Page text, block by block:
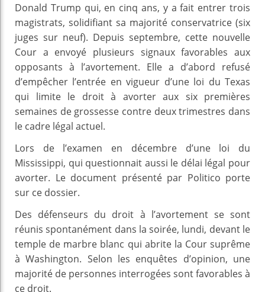
Donald Trump qui, en cinq ans, y a fait entrer trois
magistrats, solidifiant sa majorité conservatrice (six
juges sur neuf). Depuis septembre, cette nouvelle
Cour a envoyé plusieurs signaux favorables aux
opposants à l’avortement. Elle a d’abord refusé
d’empêcher l’entrée en vigueur d’une loi du Texas
qui limite le droit à avorter aux six premières
semaines de grossesse contre deux trimestres dans
le cadre légal actuel.
Lors de l’examen en décembre d’une loi du
Mississippi, qui questionnait aussi le délai légal pour
avorter. Le document présenté par Politico porte
sur ce dossier.
Des défenseurs du droit à l’avortement se sont
réunis spontanément dans la soirée, lundi, devant le
temple de marbre blanc qui abrite la Cour suprême
à Washington. Selon les enquêtes d’opinion, une
majorité de personnes interrogées sont favorables à
ce droit.